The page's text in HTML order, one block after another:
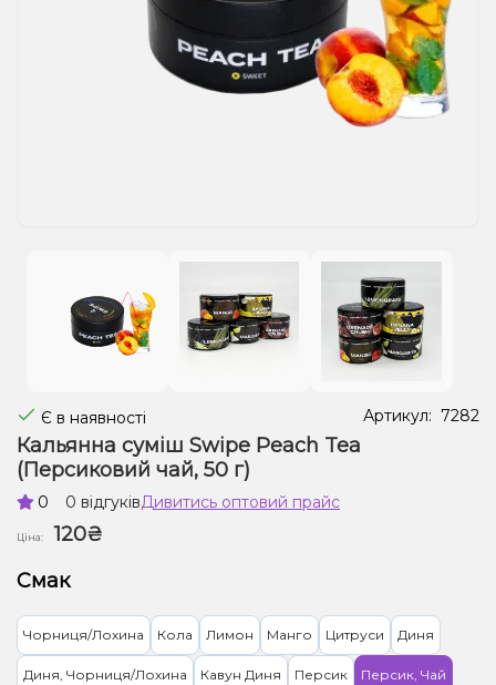
Рідини для електронних сигарет
Подарункові набори
Є в наявності Артикул: 7282
Кальянна суміш Swipe Peach Tea
(Персиковий чай, 50 г)
0 0 відгуківДивитись оптовий прайс
Ціна:
120₴
Смак
Чорниця/Лохина Кола Лимон Манго Цитруси Диня
Диня, Чорниця/Лохина Кавун Диня Персик Персик, Чай